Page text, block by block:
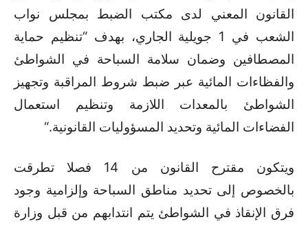
القانون المعني لدى مكتب الضبط بمجلس نواب
الشعب في 1 جويلية الجاري، بهدف “تنظيم حماية
المصطافين وضمان سلامة السباحة في الشواطئ
والفظاءات المائية عبر ضبط شروط المراقبة وتجهيز
الشواطئ بالمعدات اللازمة وتنظيم استعمال
الفضاءات المائية وتحديد المسؤوليات القانونية“.
ويتكون مقترح القانون من 14 فصلا تطرقت
بالخصوص إلى تحديد مناطق السباحة وإلزامية وجود
فرق الإنقاذ في الشواطئ يتم انتدابهم من قبل وزارة